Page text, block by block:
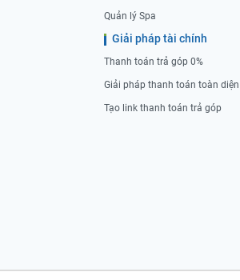
Quản lý Spa
Giải pháp tài chính
Thanh toán trả góp 0%
Giải pháp thanh toán toàn diện
Tạo link thanh toán trả góp